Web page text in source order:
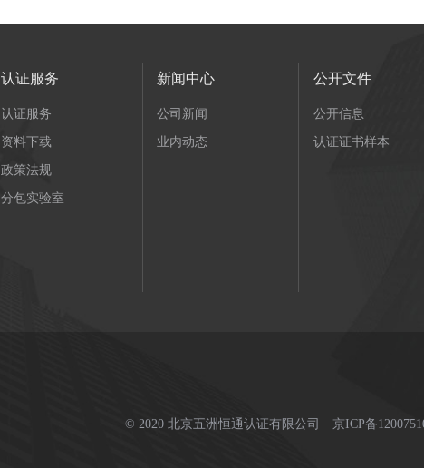
认证服务
认证服务
资料下载
政策法规
分包实验室
新闻中心
公司新闻
业内动态
公开文件
公开信息
认证证书样本
© 2020 北京五洲恒通认证有限公司 京ICP备